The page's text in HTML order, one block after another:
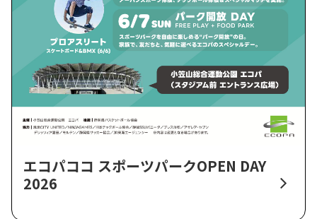
エコパココ スポーツパークOPEN DAY
2026